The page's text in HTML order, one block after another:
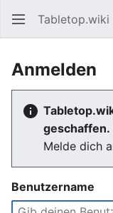
Tabletop.wiki
Anmelden
geschaffen.
Melde dich
Benutzername